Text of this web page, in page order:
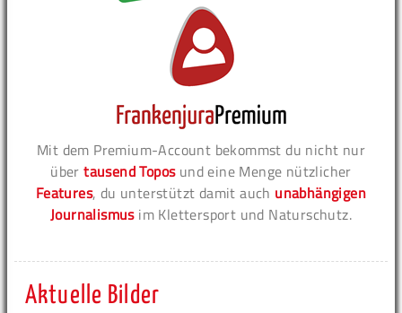
Mit dem Premium-Account bekommst du nicht nur
übertausend Toposund eine Menge nützlicher
Features, du unterstützt damit auch unabhängigen
Journalismusim Klettersport und Naturschutz.
Aktuelle Bilder